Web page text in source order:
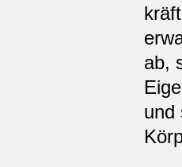
ab,
und